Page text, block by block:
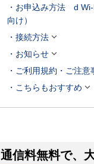
お申込み方法 d Wi-
向け）
接続方法
お知らせ
ご利用規約・ご注意
こちらもおすすめ 
通信料無料で、